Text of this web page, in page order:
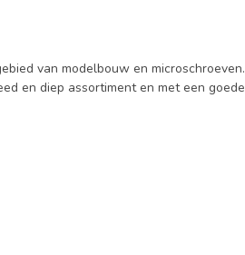
van modelbouw en microschroeven.
en diep assortiment en met een goede